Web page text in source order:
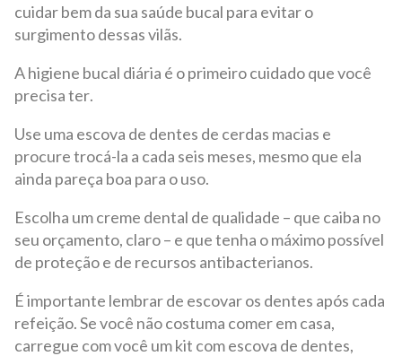
cuidar bem da sua saúde bucal para evitar o
surgimento dessas vilãs.
A higiene bucal diária é o primeiro cuidado que você
precisa ter.
Use uma escova de dentes de cerdas macias e
procure trocá-la a cada seis meses, mesmo que ela
ainda pareça boa para o uso.
Escolha um creme dental de qualidade – que caiba no
seu orçamento, claro – e que tenha o máximo possível
de proteção e de recursos antibacterianos.
É importante lembrar de escovar os dentes após cada
refeição. Se você não costuma comer em casa,
carregue com você um kit com escova de dentes,